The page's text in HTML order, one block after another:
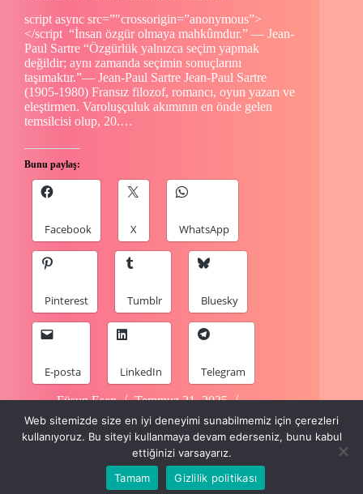
script async src=”″crossorigin=”anonymous”>
</script “İnsan özgür olmaya mahkûmdur.” — Jean-
Paul Sartre “Özgürlük yalnızca seçim yapmak
değildir; aynı zamanda seçimin sonuçlarını
taşımaktır.”— Jean-Paul Sartre Jean-Paul Sartre
(1905-1980) Fransız filozof, romancı, oyun yazarı ve
eleştirmen. Varoluşçuluk akımının en önde gelen
temsilcisi olup, 20.…
Bunu paylaş:
Facebook X WhatsApp
Pinterest Tumblr Bluesky
E-posta LinkedIn Telegram
Füsun Esen
Temmuz 21, 2025
2 Comments
Web sitemizde size en iyi deneyimi sunabilmemiz için çerezleri
kullanıyoruz. Bu siteyi kullanmaya devam ederseniz, bunu kabul
ettiğinizi varsayarız.
Tamam
Gizlilik politikası